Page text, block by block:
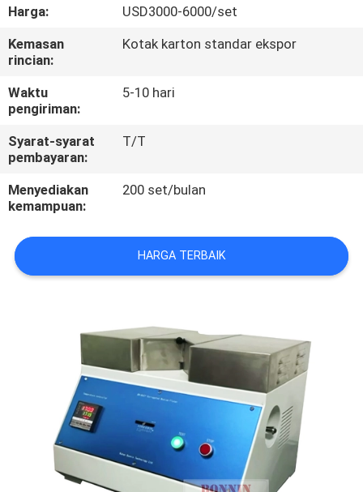
KONTROL
KUALITAS
HUBUNGI
KAMI
PERMINTAAN
PENAWARAN
SITEMAP
Harga:
USD3000-6000/set
Kemasan
rincian:
Kotak karton standar ekspor
Waktu
pengiriman:
5-10 hari
Syarat-syarat
pembayaran:
T/T
Menyediakan
kemampuan:
200 set/bulan
HARGA TERBAIK